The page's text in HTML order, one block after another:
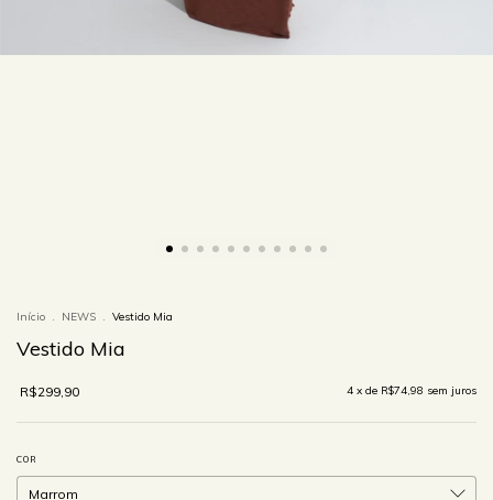
Início . NEWS . Vestido Mia
Vestido Mia
R$299,90 4 x de R$74,98 sem juros
COR